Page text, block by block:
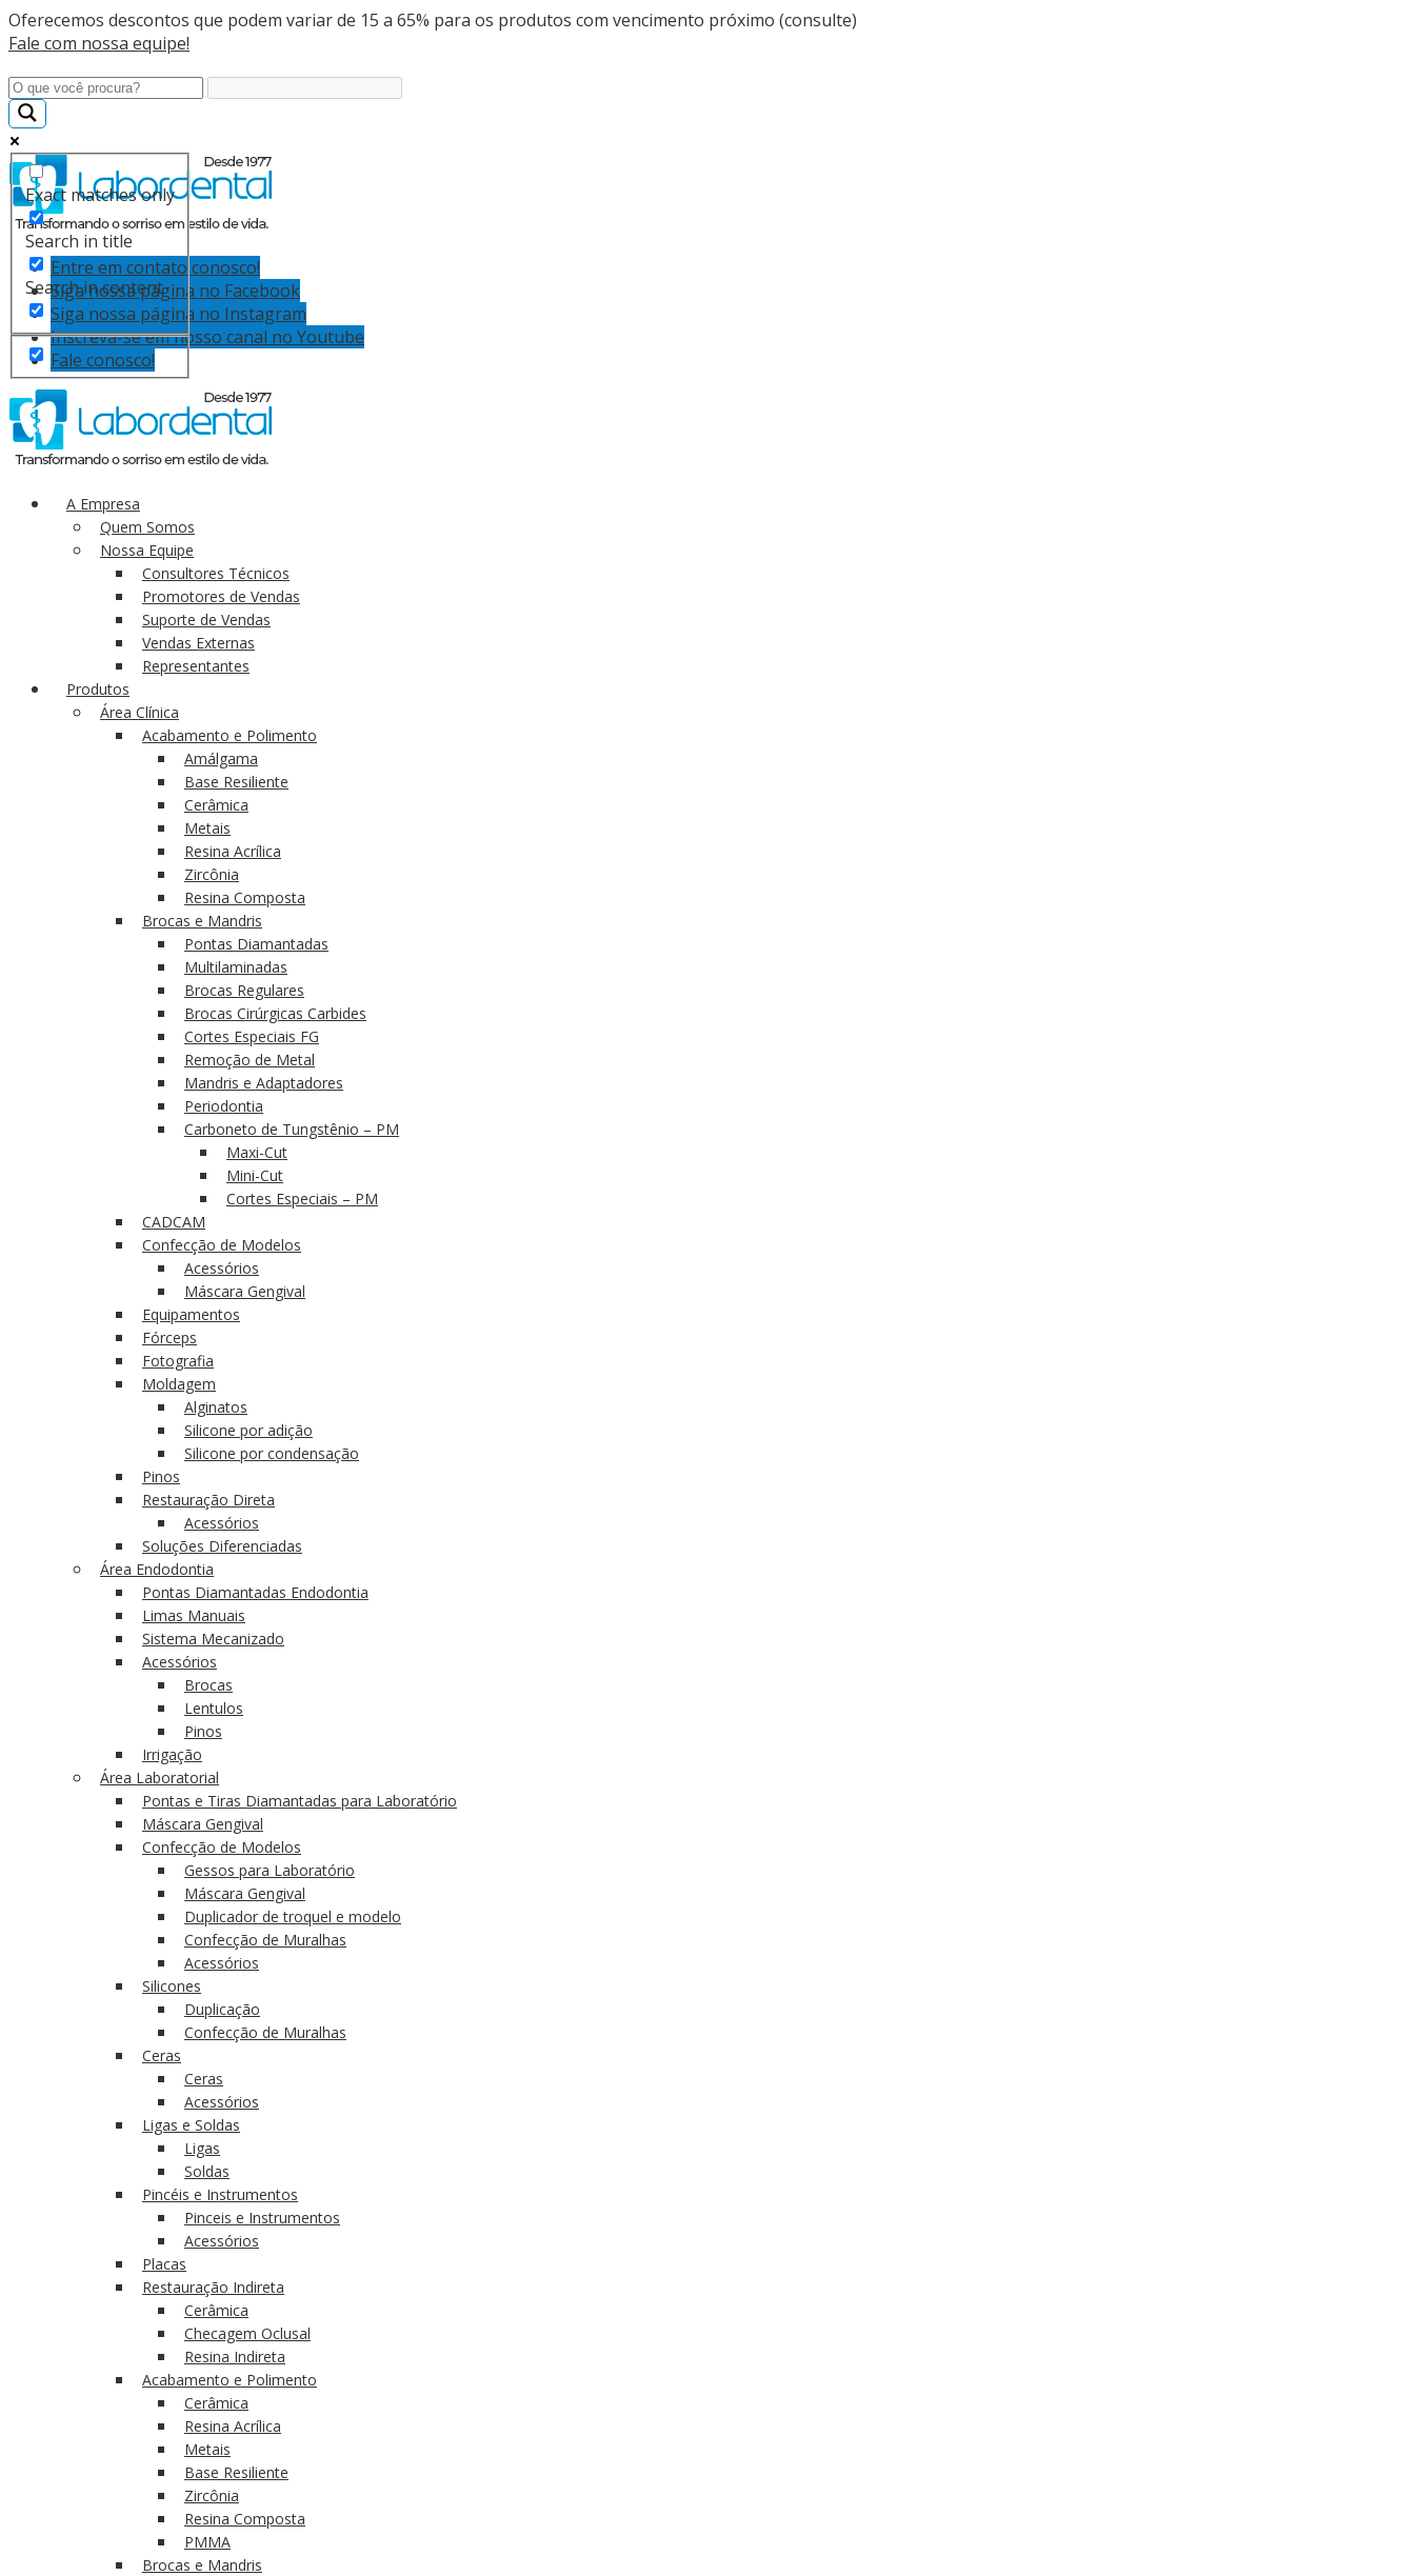
Oferecemos descontos que podem variar de 15 a 65% para os produtos com vencimento próximo (consulte)
Fale com nossa equipe!
Exact matches only
Search in title
Search in content
Entre em contato conosco!
Siga nossa página no Facebook
Siga nossa página no Instagram
Inscreva-se em nosso canal no Youtube
Fale conosco!
A Empresa
Quem Somos
Nossa Equipe
Consultores Técnicos
Promotores de Vendas
Suporte de Vendas
Vendas Externas
Representantes
Produtos
Área Clínica
Acabamento e Polimento
Amálgama
Base Resiliente
Cerâmica
Metais
Resina Acrílica
Zircônia
Resina Composta
Brocas e Mandris
Pontas Diamantadas
Multilaminadas
Brocas Regulares
Brocas Cirúrgicas Carbides
Cortes Especiais FG
Remoção de Metal
Mandris e Adaptadores
Periodontia
Carboneto de Tungstênio – PM
Maxi-Cut
Mini-Cut
Cortes Especiais – PM
CADCAM
Confecção de Modelos
Acessórios
Máscara Gengival
Equipamentos
Fórceps
Fotografia
Moldagem
Alginatos
Silicone por adição
Silicone por condensação
Pinos
Restauração Direta
Acessórios
Soluções Diferenciadas
Área Endodontia
Pontas Diamantadas Endodontia
Limas Manuais
Sistema Mecanizado
Acessórios
Brocas
Lentulos
Pinos
Irrigação
Área Laboratorial
Pontas e Tiras Diamantadas para Laboratório
Máscara Gengival
Confecção de Modelos
Gessos para Laboratório
Máscara Gengival
Duplicador de troquel e modelo
Confecção de Muralhas
Acessórios
Silicones
Duplicação
Confecção de Muralhas
Ceras
Ceras
Acessórios
Ligas e Soldas
Ligas
Soldas
Pincéis e Instrumentos
Pinceis e Instrumentos
Acessórios
Placas
Restauração Indireta
Cerâmica
Checagem Oclusal
Resina Indireta
Acabamento e Polimento
Cerâmica
Resina Acrílica
Metais
Base Resiliente
Zircônia
Resina Composta
PMMA
Brocas e Mandris